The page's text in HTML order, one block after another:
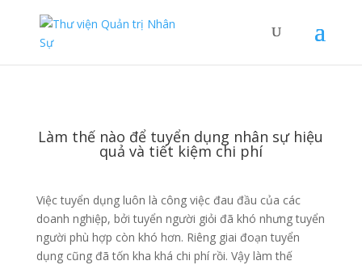
Làm thế nào để tuyển dụng nhân sự hiệu
quả và tiết kiệm chi phí
Việc tuyển dụng luôn là công việc đau đầu của các
doanh nghiệp, bởi tuyển người giỏi đã khó nhưng tuyển
người phù hợp còn khó hơn. Riêng giai đoạn tuyển
dụng cũng đã tốn kha khá chi phí rồi. Vậy làm thế